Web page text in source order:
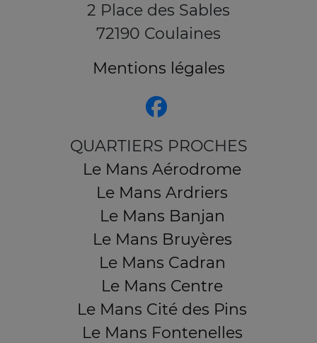
2 Place des Sables
72190 Coulaines
Mentions légales
QUARTIERS PROCHES
Le Mans Aérodrome
Le Mans Ardriers
Le Mans Banjan
Le Mans Bruyères
Le Mans Cadran
Le Mans Centre
Le Mans Cité des Pins
Le Mans Fontenelles